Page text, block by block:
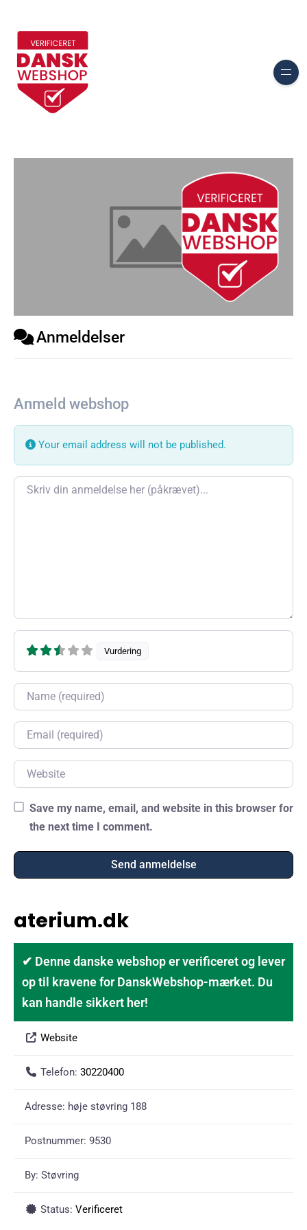
Anmeldelser
Anmeld webshop
Your email address will not be published.
Review text
Vurdering
Name
Email
Website
Save my name, email, and website in this browser for
the next time I comment.
aterium.dk
✔ Denne danske webshop er verificeret og lever
op til kravene for DanskWebshop-mærket. Du
kan handle sikkert her!
Website
Telefon: 30220400
Adresse: høje støvring 188
Postnummer: 9530
By: Støvring
Status: Verificeret